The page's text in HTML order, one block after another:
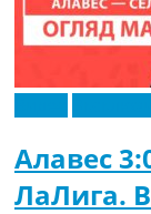
Алавес
ЛаЛига.